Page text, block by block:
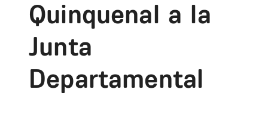
Quinquenal a la
Junta
Departamental